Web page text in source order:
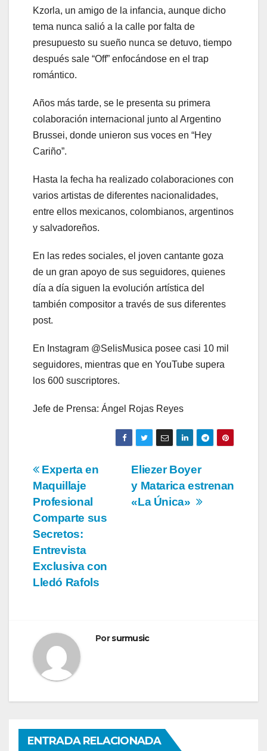
Kzorla, un amigo de la infancia, aunque dicho
tema nunca salió a la calle por falta de
presupuesto su sueño nunca se detuvo, tiempo
después sale “Off” enfocándose en el trap
romántico.
Años más tarde, se le presenta su primera
colaboración internacional junto al Argentino
Brussei, donde unieron sus voces en “Hey
Cariño”.
Hasta la fecha ha realizado colaboraciones con
varios artistas de diferentes nacionalidades,
entre ellos mexicanos, colombianos, argentinos
y salvadoreños.
En las redes sociales, el joven cantante goza
de un gran apoyo de sus seguidores, quienes
día a día siguen la evolución artística del
también compositor a través de sus diferentes
post.
En Instagram @SelisMusica posee casi 10 mil
seguidores, mientras que en YouTube supera
los 600 suscriptores.
Jefe de Prensa: Ángel Rojas Reyes
Navegación
de
entradas
Eliezer Boyer
y Matarica estrenan
«La Única»
Experta en
Maquillaje
Profesional
Comparte sus
Secretos:
Entrevista
Exclusiva con
Lledó Rafols
Porsurmusic
ENTRADA RELACIONADA